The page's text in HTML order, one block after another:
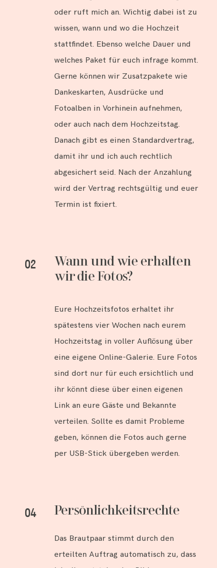
oder ruft mich an. Wichtig dabei ist zu
wissen, wann und wo die Hochzeit
stattfindet. Ebenso welche Dauer und
welches Paket für euch infrage kommt.
Gerne können wir Zusatzpakete wie
Dankeskarten, Ausdrücke und
Fotoalben in Vorhinein aufnehmen,
oder auch nach dem Hochzeitstag.
Danach gibt es einen Standardvertrag,
damit ihr und ich auch rechtlich
abgesichert seid. Nach der Anzahlung
wird der Vertrag rechtsgültig und euer
Termin ist fixiert.
Wann und wie erhalten
wir die Fotos?
02
Eure Hochzeitsfotos erhaltet ihr
spätestens vier Wochen nach eurem
Hochzeitstag in voller Auflösung über
eine eigene Online-Galerie. Eure Fotos
sind dort nur für euch ersichtlich und
ihr könnt diese über einen eigenen
Link an eure Gäste und Bekannte
verteilen. Sollte es damit Probleme
geben, können die Fotos auch gerne
per USB-Stick übergeben werden.
Persönlichkeitsrechte
04
Das Brautpaar stimmt durch den
erteilten Auftrag automatisch zu, dass